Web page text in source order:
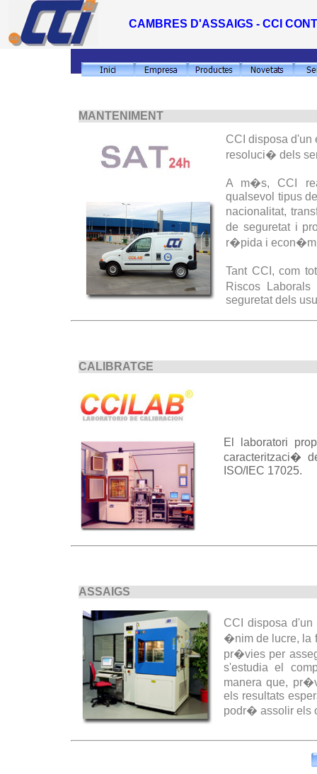
CAMBRES D'ASSAIGS - CCI
MANTENIMENT
CCI disposa d'un
resoluci� dels
A m�s, CCI
qualsevol tipus
nacionalitat,
de seguretat i
r�pida i
Tant CCI, com
Riscos
seguretat dels
CALIBRATGE
El laboratori
caracteritzaci�
ISO/IEC 17025.
ASSAIGS
CCI
disposa
�nim de lucre, la
pr�vies per
s'estudia el
manera que,
els resultats
podr� assolir els